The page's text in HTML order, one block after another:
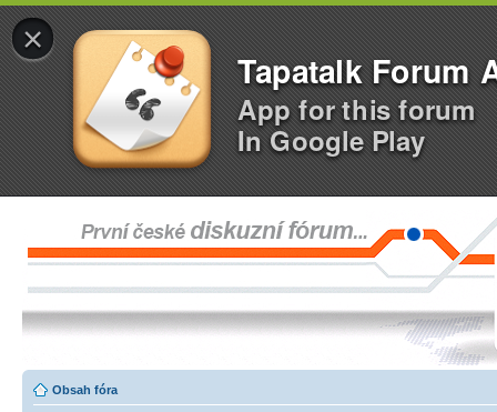
×
Tapatalk Forum
App for this forum
In Google Play
Obsah fóra